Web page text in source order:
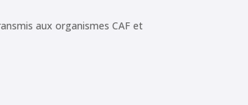
aux organismes CAF et